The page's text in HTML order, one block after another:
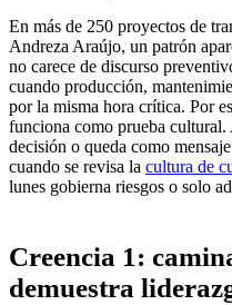
En más de 250 proyectos de
Andreza Araújo, un patrón
no carece de discurso
cuando producción,
por la misma hora crítica. Por
funciona como prueba
decisión o queda como
cuando se revisa la cultura de
lunes gobierna riesgos o solo
Creencia 1:
demuestra